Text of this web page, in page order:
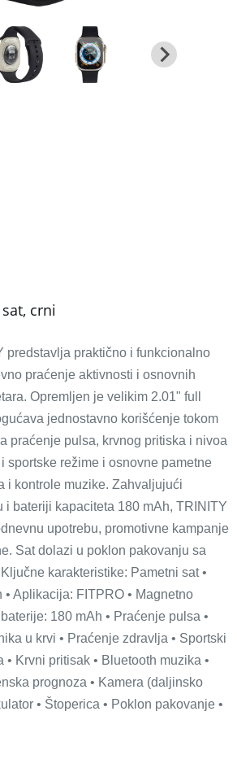
crni
predstavlja praktično i funkcionalno
praćenje aktivnosti i osnovnih
Opremljen je velikim 2.01" full
jednostavno korišćenje tokom
praćenje pulsa, krvnog pritiska i nivoa
sportske režime i osnovne pametne
i kontrole muzike. Zahvaljujući
i bateriji kapaciteta 180 mAh, TRINITY
upotrebu, promotivne kampanje
Sat dolazi u poklon pakovanju sa
karakteristike: Pametni sat •
Aplikacija: FITPRO • Magnetno
180 mAh • Praćenje pulsa •
u krvi • Praćenje zdravlja • Sportski
• Krvni pritisak • Bluetooth muzika •
prognoza • Kamera (daljinsko
• Štoperica • Poklon pakovanje •